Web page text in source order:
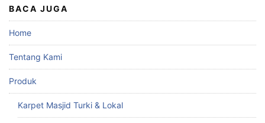
BACA JUGA
Home
Tentang Kami
Produk
Karpet Masjid Turki & Lokal